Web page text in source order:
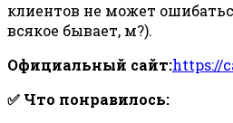
клиентов не может
всякое бывает, м?).
Официальный сайт:https://
✅ Что понравилось: